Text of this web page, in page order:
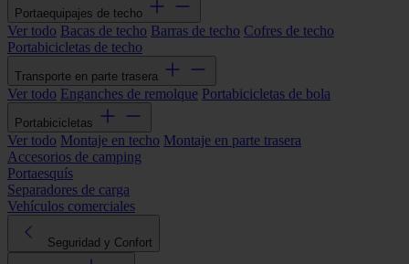
Portaequipajes de techo
Ver todo Bacas de techo Barras de techo Cofres de techo
Portabicicletas de techo
Transporte en parte trasera
Ver todo Enganches de remolque Portabicicletas de bola
Portabicicletas
Ver todo Montaje en techo Montaje en parte trasera
Accesorios de camping
Portaesquís
Separadores de carga
Vehículos comerciales
Seguridad y Confort